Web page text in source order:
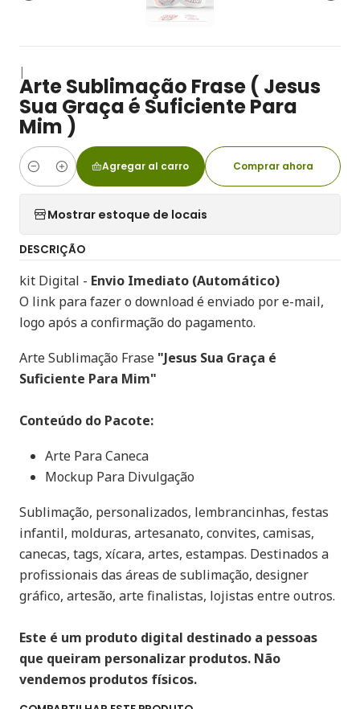
|
Arte Sublimação Frase ( Jesus
Sua Graça é Suficiente Para
Mim )
Cantidad
Agregar al carro Comprar ahora
Mostrar estoque de locais
DESCRIÇÃO
kit Digital - Envio Imediato (Automático)
O link para fazer o download é enviado por e-mail,
logo após a confirmação do pagamento.
Arte Sublimação Frase "Jesus Sua Graça é
Suficiente Para Mim"
Conteúdo do Pacote:
Arte Para Caneca
Mockup Para Divulgação
Sublimação, personalizados, lembrancinhas, festas
infantil, molduras, artesanato, convites, camisas,
canecas, tags, xícara, artes, estampas. Destinados a
profissionais das áreas de sublimação, designer
gráfico, artesão, arte finalistas, lojistas entre outros.
Este é um produto digital destinado a pessoas
que queiram personalizar produtos. Não
vendemos produtos físicos.